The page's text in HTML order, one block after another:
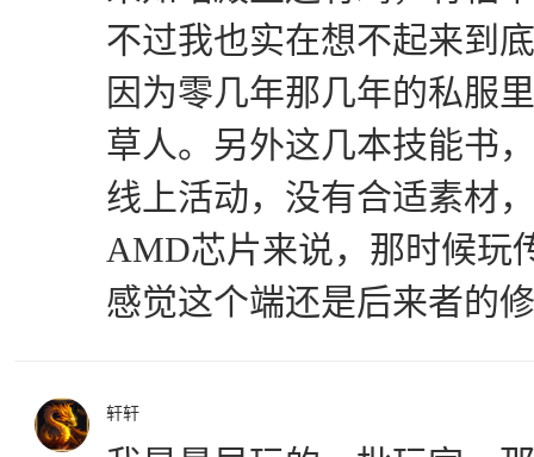
不过我也实在想不起来到
因为零几年那几年的私服
草人。另外这几本技能书
线上活动，没有合适素材
AMD芯片来说，那时候玩
感觉这个端还是后来者的
轩轩